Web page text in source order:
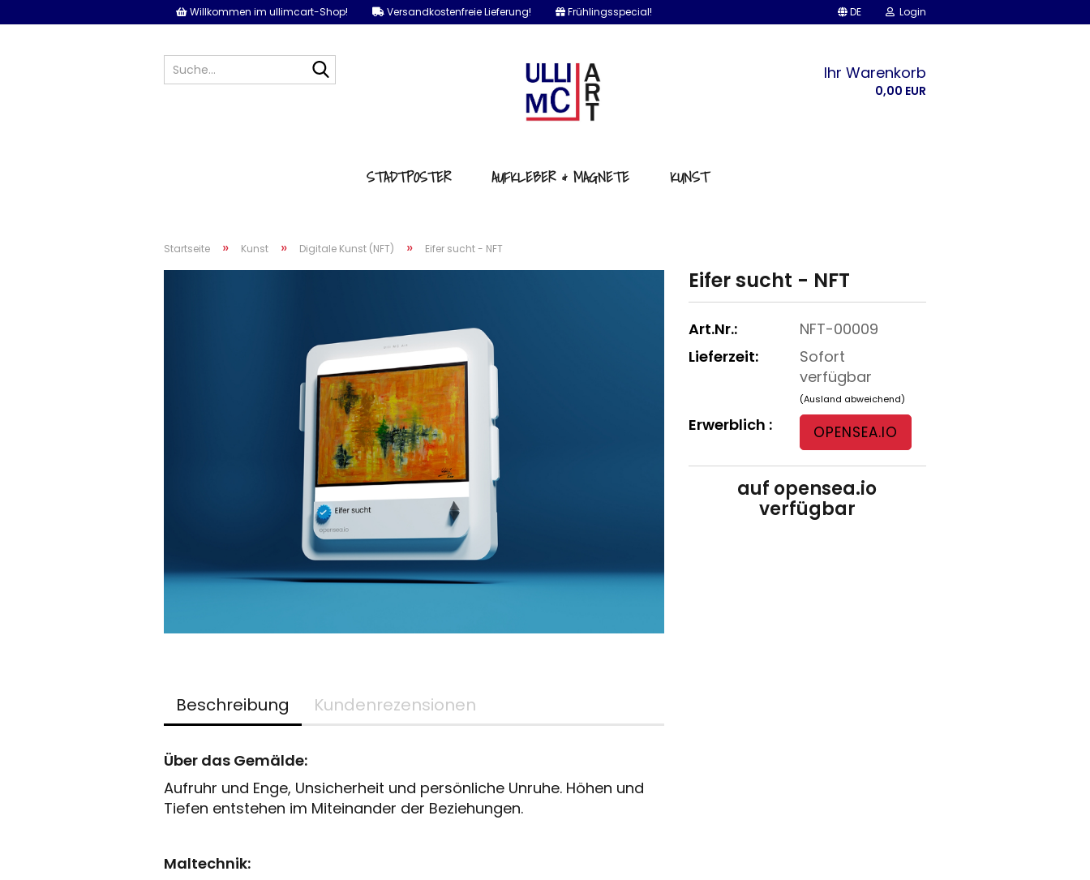
Willkommen im ullimcart-Shop! Versandkostenfreie Lieferung! Frühlingsspecial! DE Login
Ihr Warenkorb
0,00 EUR
STADTPOSTER AUFKLEBER & MAGNETE KUNST
Startseite » Kunst » Digitale Kunst (NFT) » Eifer sucht - NFT
Eifer sucht - NFT
Art.Nr.:
NFT-00009
Lieferzeit:
Sofort
verfügbar
(Ausland abweichend)
Erwerblich : OPENSEA.IO
auf opensea.io
verfügbar
Beschreibung Kundenrezensionen
Über das Gemälde:
Aufruhr und Enge, Unsicherheit und persönliche Unruhe. Höhen und
Tiefen entstehen im Miteinander der Beziehungen.
Maltechnik: